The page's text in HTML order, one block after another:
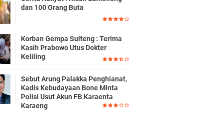
dan 100 Orang Buta
Korban Gempa Sulteng : Terima
Kasih Prabowo Utus Dokter
Keliling
Sebut Arung Palakka Penghianat,
Kadis Kebudayaan Bone Minta
Polisi Usut Akun FB Karaenta
Karaeng